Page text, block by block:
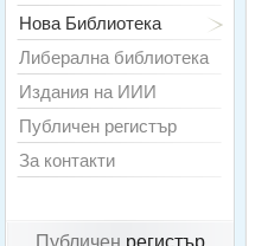
Нова Библиотека
Либерална библиотека
Издания на ИИИ
Публичен регистър
За контакти
Публичен регистър